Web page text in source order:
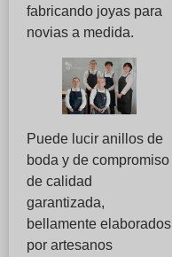
fabricando joyas para
novias a medida.
Puede lucir anillos de
boda y de compromiso
de calidad
garantizada,
bellamente elaborados
por artesanos